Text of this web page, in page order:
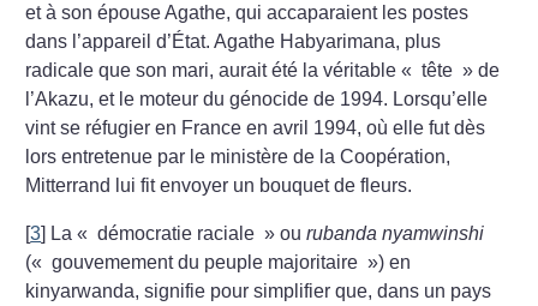
et à son épouse Agathe, qui accaparaient les postes
dans l’appareil d’État. Agathe Habyarimana, plus
radicale que son mari, aurait été la véritable « tête » de
l’Akazu, et le moteur du génocide de 1994. Lorsqu’elle
vint se réfugier en France en avril 1994, où elle fut dès
lors entretenue par le ministère de la Coopération,
Mitterrand lui fit envoyer un bouquet de fleurs.
[3] La « démocratie raciale » ourubanda nyamwinshi
(« gouvemement du peuple majoritaire ») en
kinyarwanda, signifie pour simplifier que, dans un pays